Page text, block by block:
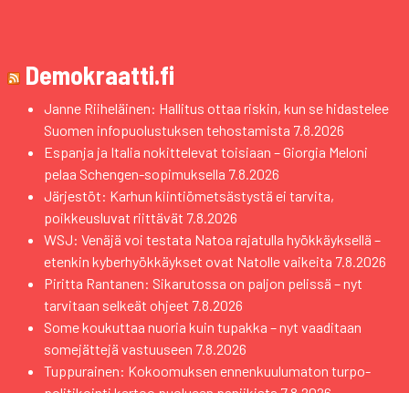
Demokraatti.fi
Janne Riiheläinen: Hallitus ottaa riskin, kun se hidastelee
Suomen infopuolustuksen tehostamista 7.8.2026
Espanja ja Italia nokittelevat toisiaan – Giorgia Meloni
pelaa Schengen-sopimuksella 7.8.2026
Järjestöt: Karhun kiintiömetsästystä ei tarvita,
poikkeusluvat riittävät 7.8.2026
WSJ: Venäjä voi testata Natoa rajatulla hyökkäyksellä –
etenkin kyberhyökkäykset ovat Natolle vaikeita 7.8.2026
Piritta Rantanen: Sikarutossa on paljon pelissä – nyt
tarvitaan selkeät ohjeet 7.8.2026
Some koukuttaa nuoria kuin tupakka – nyt vaaditaan
somejättejä vastuuseen 7.8.2026
Tuppurainen: Kokoomuksen ennenkuulumaton turpo-